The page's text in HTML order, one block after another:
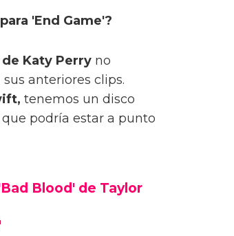
'End Game'?
de Katy Perry no
anteriores clips.
tenemos un disco
podría estar a punto
Blood' de Taylor